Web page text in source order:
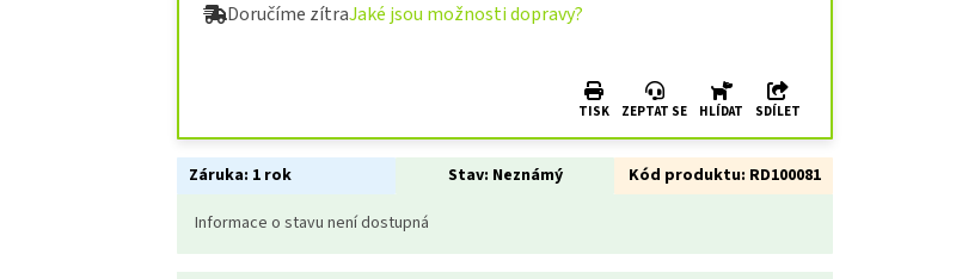
Doručíme zítraJaké jsou možnosti dopravy?
TISK ZEPTAT SE HLÍDAT SDÍLET
Záruka: 1 rok Stav: Neznámý Kód produktu: RD100081
Informace o stavu není dostupná